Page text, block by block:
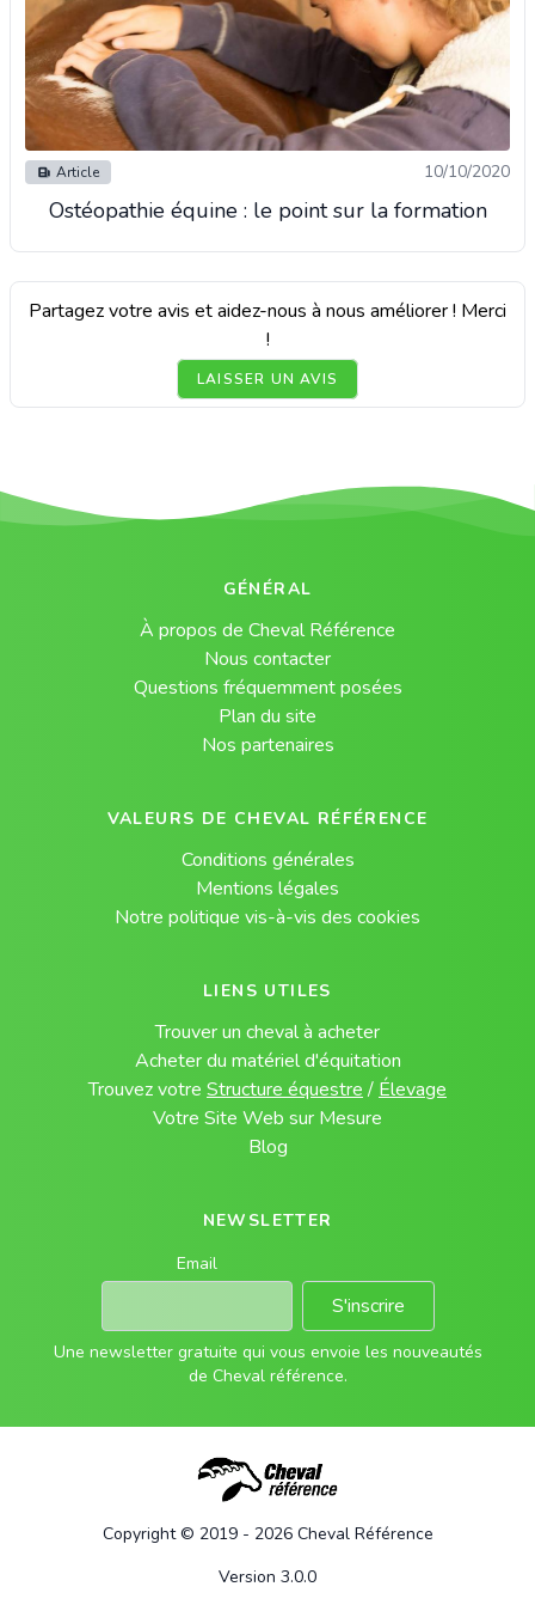
Article 10/10/2020
Ostéopathie équine : le point sur la formation
Partagez votre avis et aidez-nous à nous améliorer ! Merci
!
LAISSER UN AVIS
GÉNÉRAL
À propos de Cheval Référence
Nous contacter
Questions fréquemment posées
Plan du site
Nos partenaires
VALEURS DE CHEVAL RÉFÉRENCE
Conditions générales
Mentions légales
Notre politique vis-à-vis des cookies
LIENS UTILES
Trouver un cheval à acheter
Acheter du matériel d'équitation
Trouvez votre Structure équestre / Élevage
Votre Site Web sur Mesure
Blog
NEWSLETTER
Email
S'inscrire
Une newsletter gratuite qui vous envoie les nouveautés
de Cheval référence.
Copyright © 2019 - 2026 Cheval Référence
Version 3.0.0